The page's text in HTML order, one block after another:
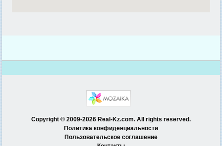
Copyright © 2009-2026 Real-Kz.com. All rights reserved.
Политика конфиденциальности
Пользовательское соглашение